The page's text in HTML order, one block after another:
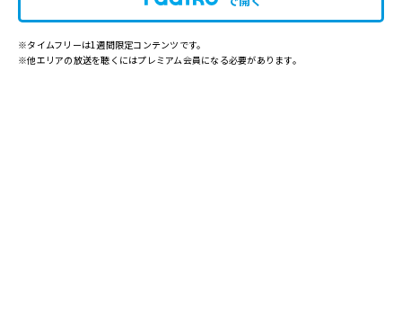
※タイムフリーは1週間限定コンテンツです。
※他エリアの放送を聴くにはプレミアム会員になる必要があります。